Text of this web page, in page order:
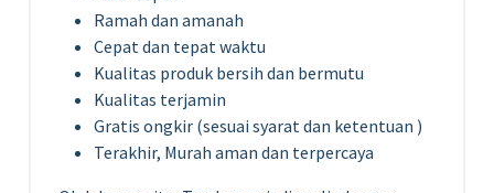
Ramah dan amanah
Cepat dan tepat waktu
Kualitas produk bersih dan bermutu
Kualitas terjamin
Gratis ongkir (sesuai syarat dan ketentuan )
Terakhir, Murah aman dan terpercaya